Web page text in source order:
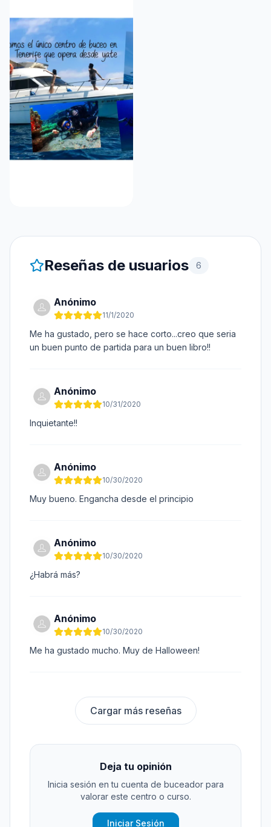
Reseñas de usuarios 6
Anónimo
11/1/2020
Me ha gustado, pero se hace corto...creo que seria
un buen punto de partida para un buen libro!!
Anónimo
10/31/2020
Inquietante!!
Anónimo
10/30/2020
Muy bueno. Engancha desde el principio
Anónimo
10/30/2020
¿Habrá más?
Anónimo
10/30/2020
Me ha gustado mucho. Muy de Halloween!
Cargar más reseñas
Deja tu opinión
Inicia sesión en tu cuenta de buceador para
valorar este centro o curso.
Iniciar Sesión